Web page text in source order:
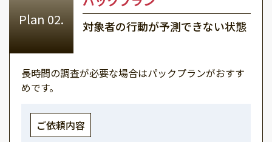
対象者の行動が予測できない状態
長時間の調査が必要な場合はパックプランがおすす
めです。
ご依頼内容